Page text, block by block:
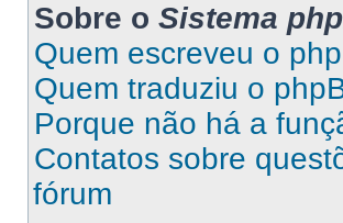
Sobre o Sistema
Quem escreveu o
Quem traduziu o
Porque não há a
Contatos sobre
fórum